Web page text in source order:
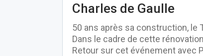
Charles de Gaulle
50 ans après sa construction, le
Dans le cadre de cette
Retour sur cet événement avec